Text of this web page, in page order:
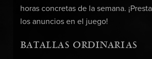
horas concretas de la semana.
los anuncios en el juego!
BATALLAS ORDINARIAS